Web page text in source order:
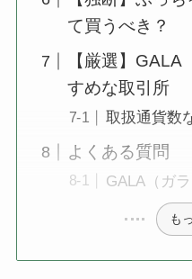
て買うべき？
【厳選】
すめな取引所
取扱通貨数
よくある質問
GALA（ガ
も